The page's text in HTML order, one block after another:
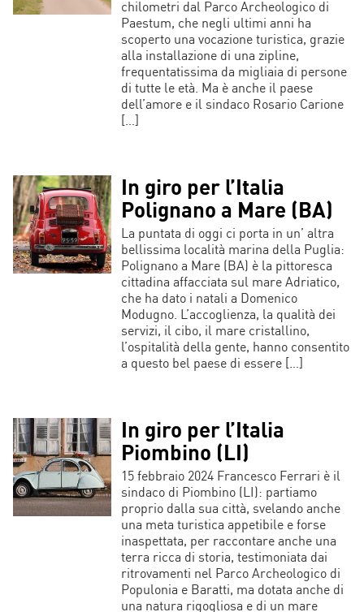
chilometri dal Parco Archeologico di
Paestum, che negli ultimi anni ha
scoperto una vocazione turistica, grazie
alla installazione di una zipline,
frequentatissima da migliaia di persone
di tutte le età. Ma è anche il paese
dell’amore e il sindaco Rosario Carione
[…]
In giro per l’Italia
Polignano a Mare (BA)
La puntata di oggi ci porta in un’ altra
bellissima località marina della Puglia:
Polignano a Mare (BA) è la pittoresca
cittadina affacciata sul mare Adriatico,
che ha dato i natali a Domenico
Modugno. L’accoglienza, la qualità dei
servizi, il cibo, il mare cristallino,
l’ospitalità della gente, hanno consentito
a questo bel paese di essere […]
In giro per l’Italia
Piombino (LI)
15 febbraio 2024 Francesco Ferrari è il
sindaco di Piombino (LI): partiamo
proprio dalla sua città, svelando anche
una meta turistica appetibile e forse
inaspettata, per raccontare anche una
terra ricca di storia, testimoniata dai
ritrovamenti nel Parco Archeologico di
Populonia e Baratti, ma dotata anche di
una natura rigogliosa e di un mare